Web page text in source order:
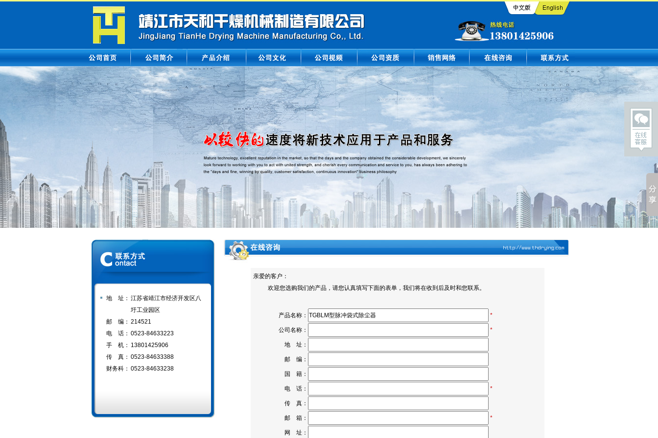
地 址： 江苏省靖江市经济开发区八
圩工业园区
邮 编： 214521
电 话： 0523-84633223
手 机： 13801425906
传 真： 0523-84633388
财务科： 0523-84633238
亲爱的客户：
欢迎您选购我们的产品，请您认真填写下面的表单，我们将在收到后及时和您联系。
产品名称： *
公司名称： *
地 址：
邮 编：
国 籍：
电 话： *
传 真：
邮 箱： *
网 址：